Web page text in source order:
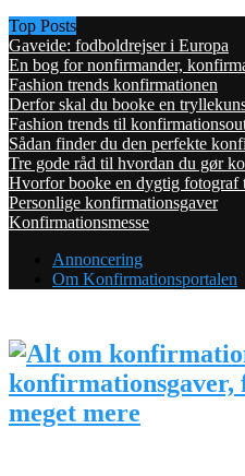
Top Posts
Gaveide: fodboldrejser i Europa
En bog for nonfirmander,
Fashion trends konfirmationen
Derfor skal du booke en
Fashion trends til
Sådan finder du den perfekte
Tre gode råd til hvordan du gør
Hvorfor booke en dygtig fotograf
Personlige konfirmationsgaver
Konfirmationsmesse
Annoncering
Om Konfirmationsportalen